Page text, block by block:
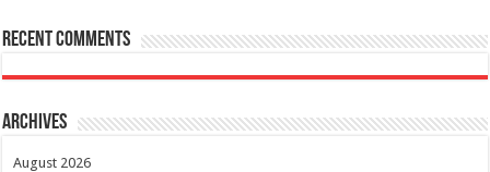
Recent Comments
Archives
August 2026